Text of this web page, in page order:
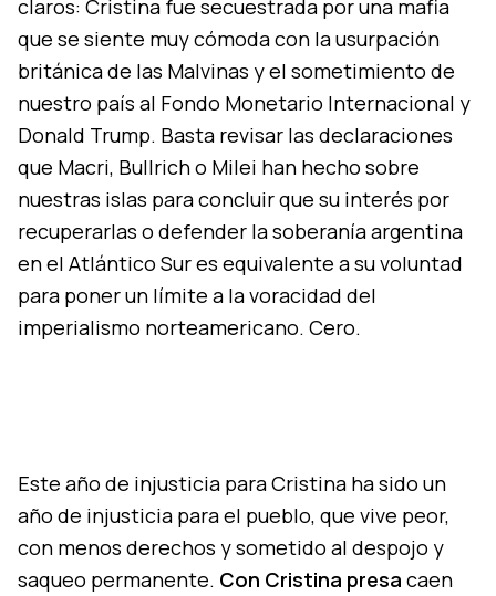
claros: Cristina fue secuestrada por una mafia
que se siente muy cómoda con la usurpación
británica de las Malvinas y el sometimiento de
nuestro país al Fondo Monetario Internacional y
Donald Trump. Basta revisar las declaraciones
que Macri, Bullrich o Milei han hecho sobre
nuestras islas para concluir que su interés por
recuperarlas o defender la soberanía argentina
en el Atlántico Sur es equivalente a su voluntad
para poner un límite a la voracidad del
imperialismo norteamericano. Cero.
Este año de injusticia para Cristina ha sido un
año de injusticia para el pueblo, que vive peor,
con menos derechos y sometido al despojo y
saqueo permanente. Con Cristina presa caen